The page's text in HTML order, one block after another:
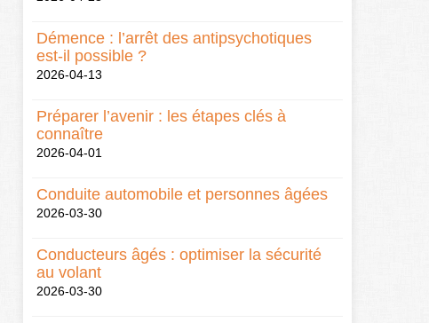
Démence : l’arrêt des antipsychotiques
est-il possible ?
2026-04-13
Préparer l’avenir : les étapes clés à
connaître
2026-04-01
Conduite automobile et personnes âgées
2026-03-30
Conducteurs âgés : optimiser la sécurité
au volant
2026-03-30